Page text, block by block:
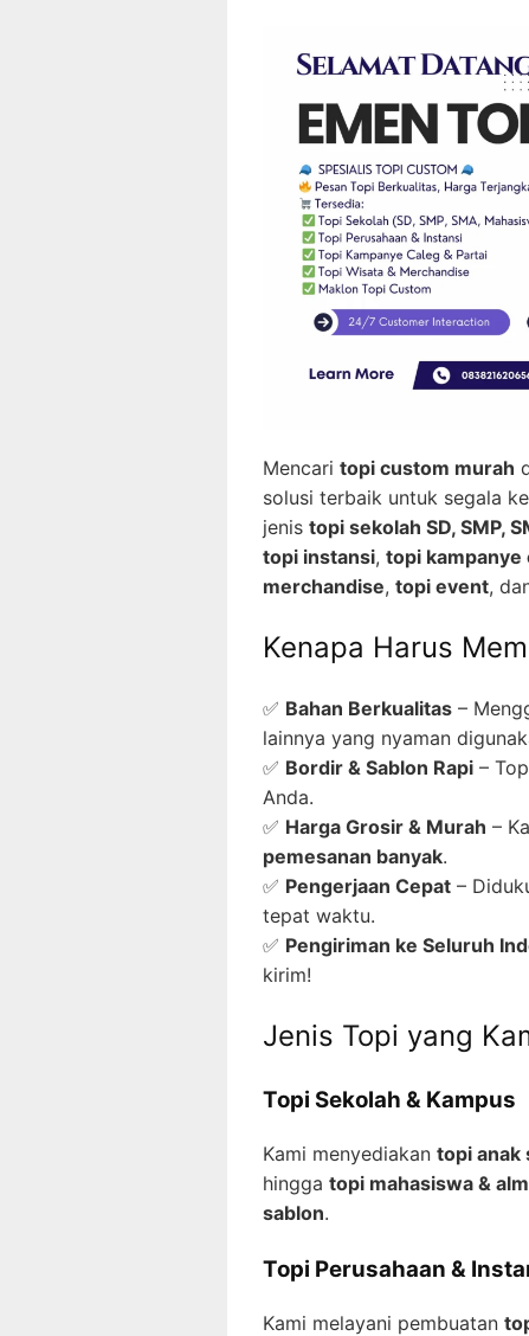
Mencari topi custom murah
solusi terbaik untuk segala
jenis topi sekolah SD, SMP,
topi instansi, topi kampanye
merchandise, topi event,
Kenapa Harus
✅ Bahan Berkualitas –
lainnya yang nyaman
✅ Bordir & Sablon Rapi –
Anda.
✅ Harga Grosir & Murah –
pemesanan banyak.
✅ Pengerjaan Cepat –
tepat waktu.
✅ Pengiriman ke Seluruh
kirim!
Jenis Topi yang
Topi Sekolah & Kampus
Kami menyediakan topi anak
hingga topi mahasiswa &
sablon.
Topi Perusahaan &
Kami melayani pembuatan